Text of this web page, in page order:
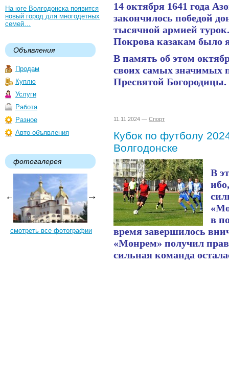
На юге Волгодонска появится
новый город для многодетных
семей…
Объявления
Продам
Куплю
Услуги
Работа
Разное
Авто-объявления
фотогалерея
смотреть все фотографии
14 октября 1641 года
закончилось победой
тысячной армией
Покрова казакам было
В память об этом
своих самых значимых
Пресвятой Богородицы.
11.11.2024 — Спорт
Кубок по футболу
Волгодонске
В
в
время завершилось
«Монрем» получил
сильная команда